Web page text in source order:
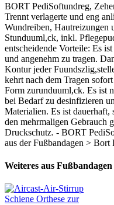
BORT PediSoftundreg,
Trennt verlagerte und eng
Wundreiben, Hautreizungen
Stunduuml,ck, inkl.
entscheidende Vorteile: Es
und angenehm zu tragen.
Kontur jeder
kehrt nach dem Tragen
Form zurunduuml,ck. Es ist
bei Bedarf zu desinfizieren
Materialien. Es ist
den mehrmaligen Gebrauch
Druckschutz. - BORT
aus der Fußbandagen > Bort
Weiteres aus Fußbandagen